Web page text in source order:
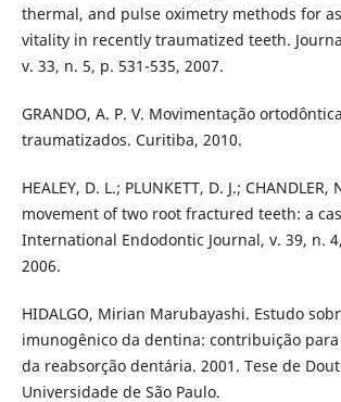
thermal, and pulse oximetry methods for
vitality in recently traumatized teeth.
v. 33, n. 5, p. 531-535, 2007.
GRANDO, A. P. V. Movimentação
traumatizados. Curitiba, 2010.
HEALEY, D. L.; PLUNKETT, D. J.;
movement of two root fractured teeth: a
International Endodontic Journal, v. 39, n.
2006.
HIDALGO, Mirian Marubayashi. Estudo
imunogênico da dentina: contribuição
da reabsorção dentária. 2001. Tese de
Universidade de São Paulo.